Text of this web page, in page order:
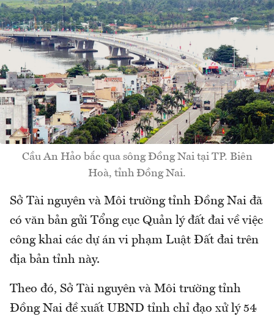
Cầu An Hảo bắc qua sông Đồng Nai tại TP. Biên
Hoà, tỉnh Đồng Nai.
Sở Tài nguyên và Môi trường tỉnh Đồng Nai đã
có văn bản gửi Tổng cục Quản lý đất đai về việc
công khai các dự án vi phạm Luật Đất đai trên
địa bản tỉnh này.
Theo đó, Sở Tài nguyên và Môi trường tỉnh
Đồng Nai đề xuất UBND tỉnh chỉ đạo xử lý 54